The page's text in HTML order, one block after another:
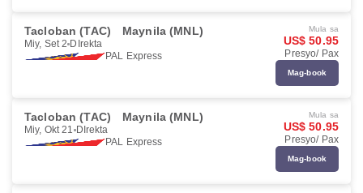
Tacloban (TAC) Maynila (MNL)
Miy, Set 2 DIrekta
PAL Express
Mula sa
US$ 50.95
Presyo/ Pax
Mag-book
Tacloban (TAC) Maynila (MNL)
Miy, Okt 21 DIrekta
PAL Express
Mula sa
US$ 50.95
Presyo/ Pax
Mag-book